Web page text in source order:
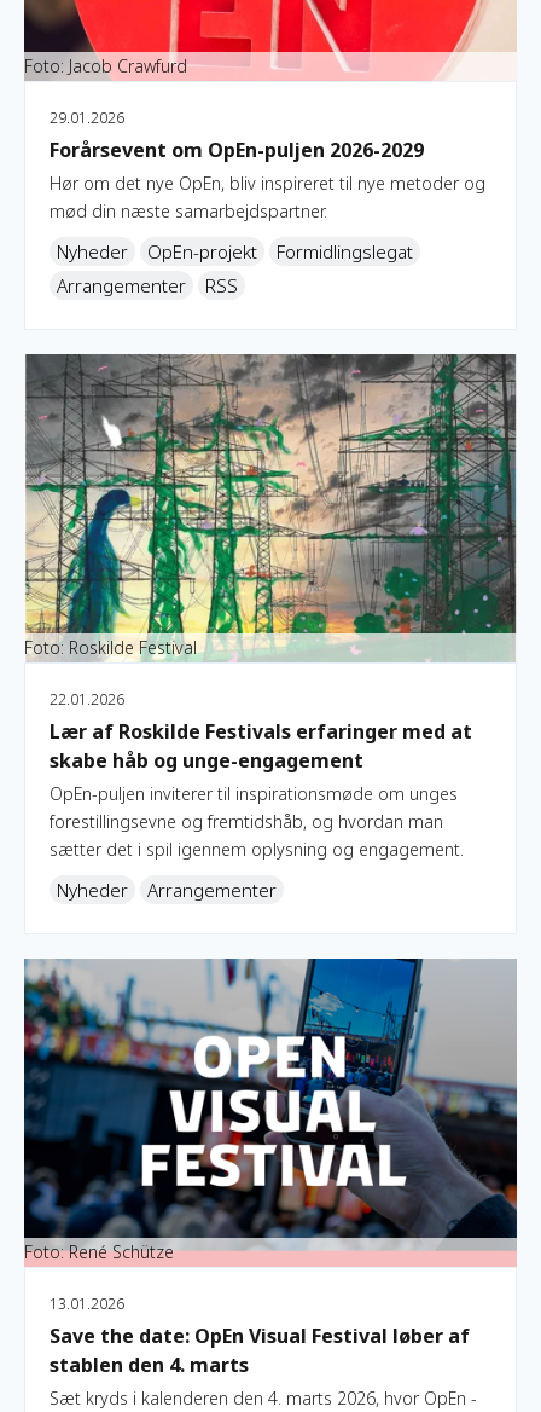
Foto: Jacob Crawfurd
29.01.2026
Forårsevent om OpEn-puljen 2026-2029
Hør om det nye OpEn, bliv inspireret til nye metoder og
mød din næste samarbejdspartner.
Nyheder OpEn-projekt
Formidlingslegat
Arrangementer
RSS
Foto: Roskilde Festival
22.01.2026
Lær af Roskilde Festivals erfaringer med at
skabe håb og unge-engagement
OpEn-puljen inviterer til inspirationsmøde om unges
forestillingsevne og fremtidshåb, og hvordan man
sætter det i spil igennem oplysning og engagement.
Nyheder Arrangementer
Lær af Roskilde Festivals erfaringer med at skabe håb og
Foto: René Schütze
13.01.2026
Save the date: OpEn Visual Festival løber af
stablen den 4. marts
Sæt kryds i kalenderen den 4. marts 2026, hvor OpEn -
Save the date: OpEn Visual Festival løber af stablen den 4.